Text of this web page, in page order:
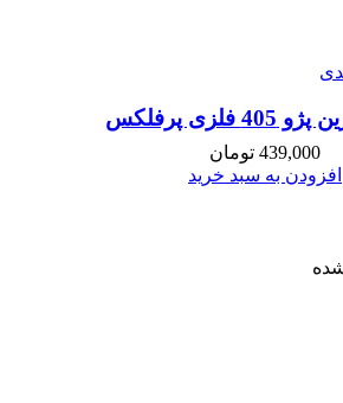
فلزی پرفلکس
439,000 تومان
افزودن به سبد خرید